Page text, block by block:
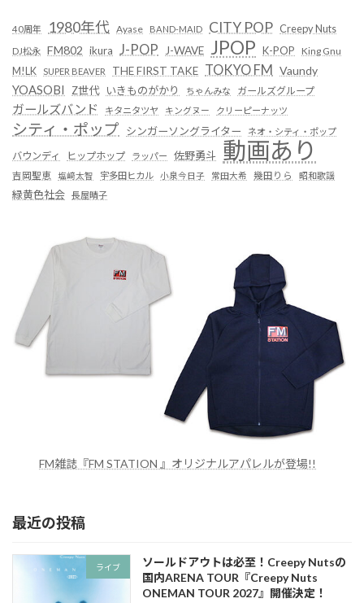
40周年 1980年代 Ayase BAND-MAID CITY POP Creepy Nuts
DJ松永 FM802 ikura J-POP J-WAVE JPOP K-POP
King Gnu
M!LK
SUPER BEAVER THE FIRST TAKE TOKYO FM Vaundy
YOASOBI Z世代 いきものがかり ちゃんみな ガールズグループ
ガールズバンド キタニタツヤ キングヌー クリーピーナッツ
シティ・ポップ シンガーソングライター ネオ・シティ・ポップ
バウンディ ヒップホップ ラッパー 佐野勇斗 動画あり
吉岡聖恵 塩﨑太智 宇多田ヒカル 小泉今日子 常田大希 幾田りら 昭和歌謡
緑黄色社会 長屋晴子
FM雑誌『FM STATION 』オリジナルアパレルが登場!!
最近の投稿
ライブ
ソールドアウトは必至！Creepy Nutsの
国内ARENA TOUR『Creepy Nuts
ONEMAN TOUR 2027』開催決定！